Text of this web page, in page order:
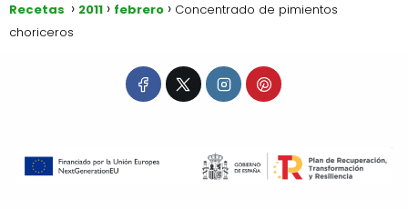
Recetas 2011 febrero
Concentrado de pimientos
choriceros